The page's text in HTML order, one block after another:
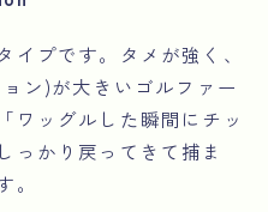
イプです。タメが強く、
ン)が大きいゴルファー
ワッグルした瞬間にチッ
っかり戻ってきて捕ま